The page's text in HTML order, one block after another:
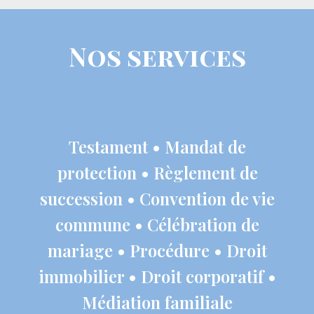
Nos services
Testament • Mandat de
protection • Règlement de
succession • Convention de vie
commune • Célébration de
mariage • Procédure • Droit
immobilier • Droit corporatif •
Médiation familiale